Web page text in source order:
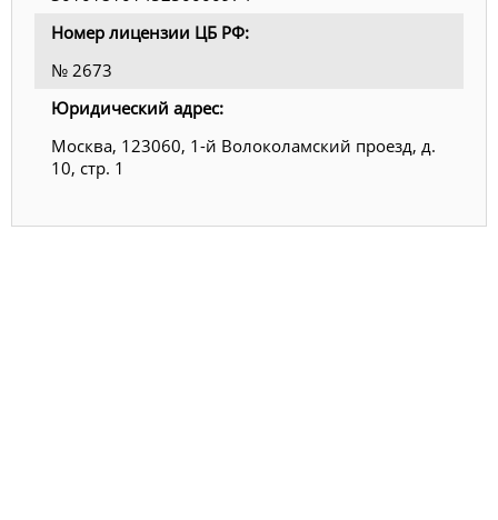
Номер лицензии ЦБ РФ:
№ 2673
Юридический адрес:
Москва, 123060, 1-й Волоколамский проезд, д.
10, стр. 1